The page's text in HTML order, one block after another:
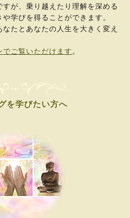
が、乗り越えたり理解を深める
学びを得ることができます。
たとあなたの人生を大きく変え
ご覧いただけます。
を学びたい方へ